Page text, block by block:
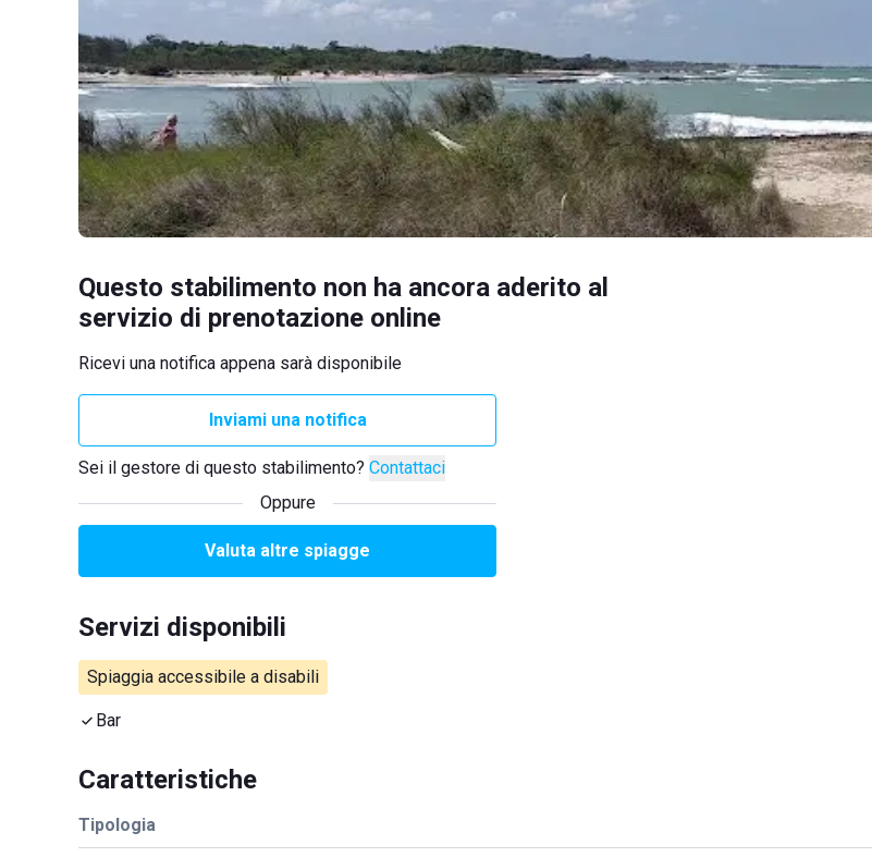
Questo stabilimento non ha ancora aderito al
servizio di prenotazione online
Ricevi una notifica appena sarà disponibile
Inviami una notifica
Sei il gestore di questo stabilimento? Contattaci
Oppure
Valuta altre spiagge
Servizi disponibili
Spiaggia accessibile a disabili
Bar
Caratteristiche
Tipologia